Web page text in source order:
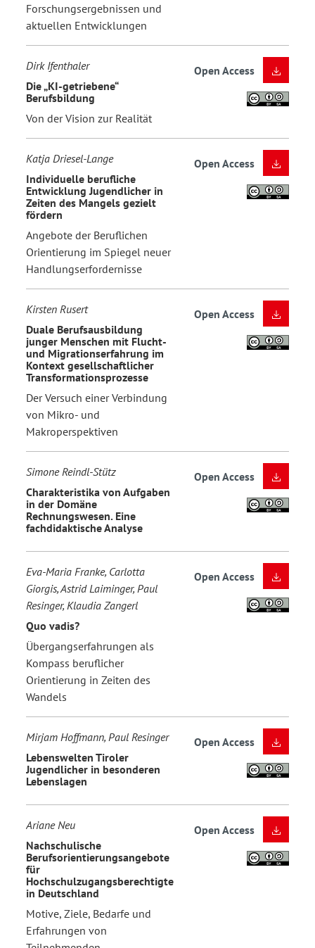
Forschungsergebnissen und
aktuellen Entwicklungen
Dirk Ifenthaler
Die „KI-getriebene“
Berufsbildung
Von der Vision zur Realität
Open Access
Katja Driesel-Lange
Individuelle berufliche
Entwicklung Jugendlicher in
Zeiten des Mangels gezielt
fördern
Angebote der Beruflichen
Orientierung im Spiegel neuer
Handlungserfordernisse
Open Access
Kirsten Rusert
Duale Berufsausbildung
junger Menschen mit Flucht-
und Migrationserfahrung im
Kontext gesellschaftlicher
Transformationsprozesse
Der Versuch einer Verbindung
von Mikro- und
Makroperspektiven
Open Access
Simone Reindl-Stütz
Charakteristika von Aufgaben
in der Domäne
Rechnungswesen. Eine
fachdidaktische Analyse
Open Access
Eva-Maria Franke, Carlotta
Giorgis, Astrid Laiminger, Paul
Resinger, Klaudia Zangerl
Quo vadis?
Übergangserfahrungen als
Kompass beruflicher
Orientierung in Zeiten des
Wandels
Open Access
Mirjam Hoffmann, Paul Resinger
Lebenswelten Tiroler
Jugendlicher in besonderen
Lebenslagen
Open Access
Ariane Neu
Nachschulische
Berufsorientierungsangebote
für
Hochschulzugangsberechtigte
in Deutschland
Motive, Ziele, Bedarfe und
Erfahrungen von
Open Access